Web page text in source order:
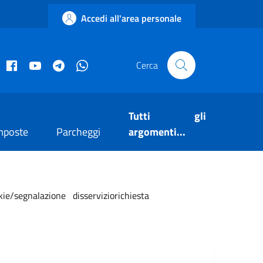
Accedi all'area personale
Facebook istituzionale
Facebook museo civico
YouTube Telegram Cerca
Parcheggi
Tutti gli
argomenti...
segnalazione disserviziorichiesta